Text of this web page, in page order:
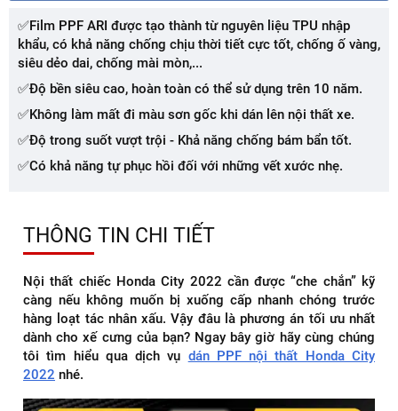
✅Film PPF ARI được tạo thành từ nguyên liệu TPU nhập
khẩu, có khả năng chống chịu thời tiết cực tốt, chống ố vàng,
siêu dẻo dai, chống mài mòn,...
✅Độ bền siêu cao, hoàn toàn có thể sử dụng trên 10 năm.
✅Không làm mất đi màu sơn gốc khi dán lên nội thất xe.
✅Độ trong suốt vượt trội - Khả năng chống bám bẩn tốt.
✅Có khả năng tự phục hồi đối với những vết xước nhẹ.
THÔNG TIN CHI TIẾT
Nội thất chiếc Honda City 2022 cần được “che chắn” kỹ
càng nếu không muốn bị xuống cấp nhanh chóng trước
hàng loạt tác nhân xấu. Vậy đâu là phương án tối ưu nhất
dành cho xế cưng của bạn? Ngay bây giờ hãy cùng chúng
tôi tìm hiểu qua dịch vụ dán PPF nội thất Honda City
2022 nhé.